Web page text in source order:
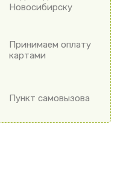
Новосибирску
Принимаем оплату
картами
Пункт самовызова